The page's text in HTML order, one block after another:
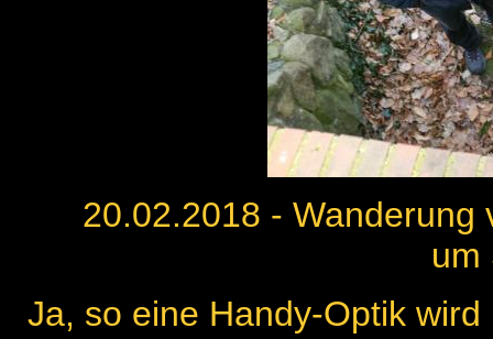
20.02.2018 - Wanderung
um
Ja, so eine Handy-Optik